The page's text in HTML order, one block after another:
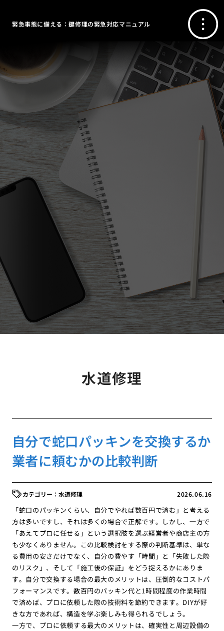
緊急事態に備える：鍵修理の緊急対応マニュアル
水道修理
自分で蛇口パッキンを交換するか
業者に頼むかの比較判断
2026.06.16
水道修理
「蛇口のパッキンくらい、自分でやれば数百円で済む」と考える
方は多いですし、それは多くの場合で正解です。しかし、一方で
「あえてプロに任せる」という選択肢を選ぶ経営者や商店主の方
も少なくありません。この比較検討をする際の判断基準は、単な
る費用の安さだけでなく、自分の費やす「時間」と「失敗した際
のリスク」、そして「施工後の保証」をどう捉えるかにありま
す。自分で交換する場合の最大のメリットは、圧倒的なコストパ
フォーマンスです。数百円のパッキン代と1時間程度の作業時間
で済めば、プロに依頼した際の技術料を節約できます。DIYが好
きな方であれば、構造を学ぶ楽しみも得られるでしょう。
一方で、プロに依頼する最大のメリットは、確実性と周辺設備の